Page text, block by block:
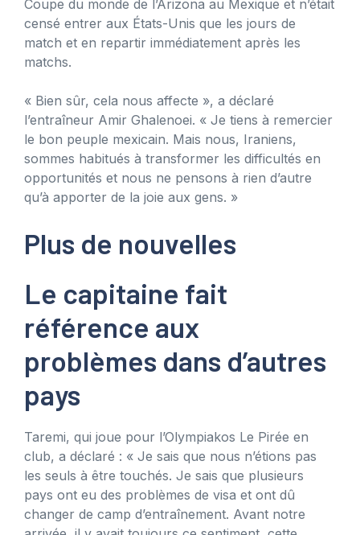
Coupe du monde de l’Arizona au Mexique et n’était
censé entrer aux États-Unis que les jours de
match et en repartir immédiatement après les
matchs.
« Bien sûr, cela nous affecte », a déclaré
l’entraîneur Amir Ghalenoei. « Je tiens à remercier
le bon peuple mexicain. Mais nous, Iraniens,
sommes habitués à transformer les difficultés en
opportunités et nous ne pensons à rien d’autre
qu’à apporter de la joie aux gens. »
Plus de nouvelles
Le capitaine fait
référence aux
problèmes dans d’autres
pays
Taremi, qui joue pour l’Olympiakos Le Pirée en
club, a déclaré : « Je sais que nous n’étions pas
les seuls à être touchés. Je sais que plusieurs
pays ont eu des problèmes de visa et ont dû
changer de camp d’entraînement. Avant notre